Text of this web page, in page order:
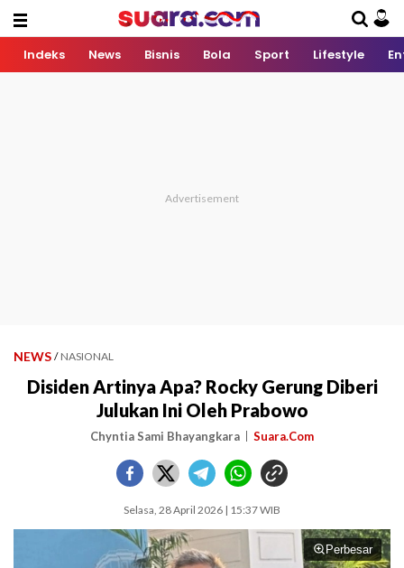
Indeks News Bisnis Bola Sport Lifestyle
NEWS / NASIONAL
Disiden Artinya Apa? Rocky Gerung Diberi
Julukan Ini Oleh Prabowo
Chyntia Sami Bhayangkara Suara.Com
Selasa, 28 April 2026 | 15:37 WIB
Perbesar